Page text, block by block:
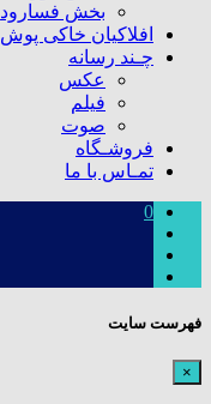
بخش فسارود
افلاکیان خاکی پوش
چـند رسانه
عکس
فیلم
صوت
فروشـگاه
تمـاس با ما
0
فهرست سایت
×